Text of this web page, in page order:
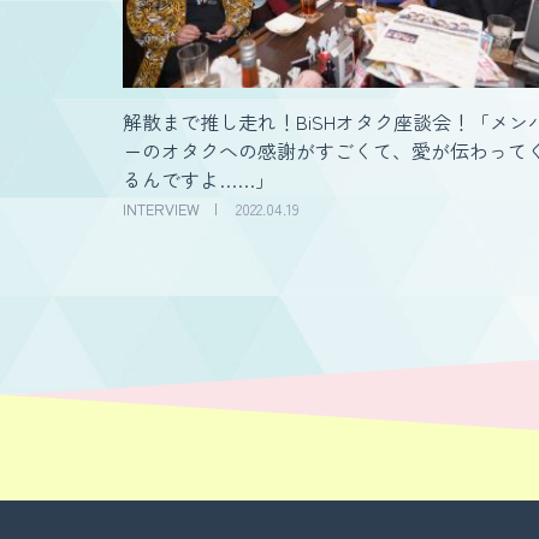
解散まで推し走れ！BiSHオタク座談会！「メン
ーのオタクへの感謝がすごくて、愛が伝わって
るんですよ……」
INTERVIEW 2022.04.19